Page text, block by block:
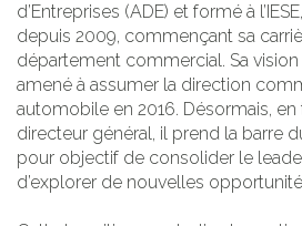
d’Entreprises (ADE) et formé à
depuis 2009, commençant sa
département commercial. Sa vision
amené à assumer la direction
automobile en 2016. Désormais,
directeur général, il prend la barre
pour objectif de consolider le
d’explorer de nouvelles